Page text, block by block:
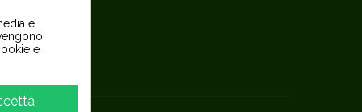
e
e